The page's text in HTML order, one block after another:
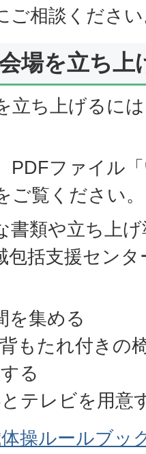
ご相談くださ
場を立ち上
立ち上げるに
PDFファイル
ご覧ください。
書類や立ち上
包括支援セン
を集める
もたれ付きの
る
テレビを用意
操ルールブッ